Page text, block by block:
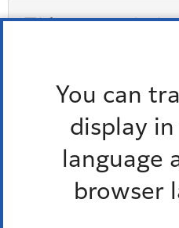
You can
display
language
browser
最近チェックしたペ
お問い合わせ
所属課室：防災危機管理室